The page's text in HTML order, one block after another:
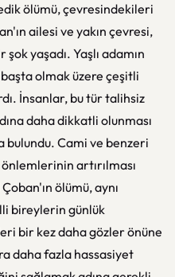
ölümü, çevresindekileri
ailesi ve yakın çevresi,
yaşadı. Yaşlı adamın
olmak üzere çeşitli
İnsanlar, bu tür talihsiz
daha dikkatli olunması
bulundu. Cami ve benzeri
artırılması
ölümü, aynı
bireylerin günlük
bir kez daha gözler önüne
daha fazla hassasiyet